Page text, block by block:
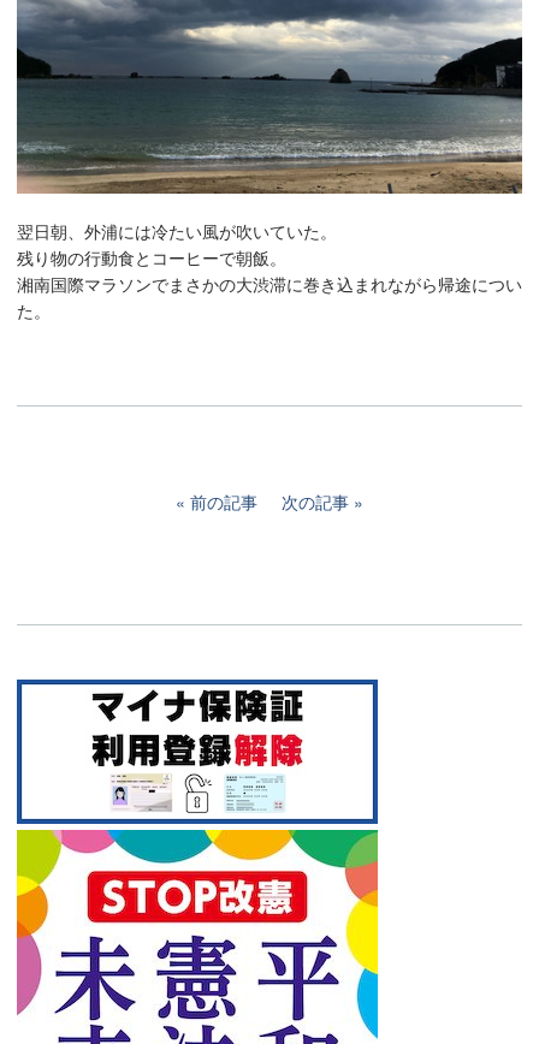
翌日朝、外浦には冷たい風が吹いていた。
残り物の行動食とコーヒーで朝飯。
湘南国際マラソンでまさかの大渋滞に巻き込まれながら帰途につい
た。
前の記事 次の記事